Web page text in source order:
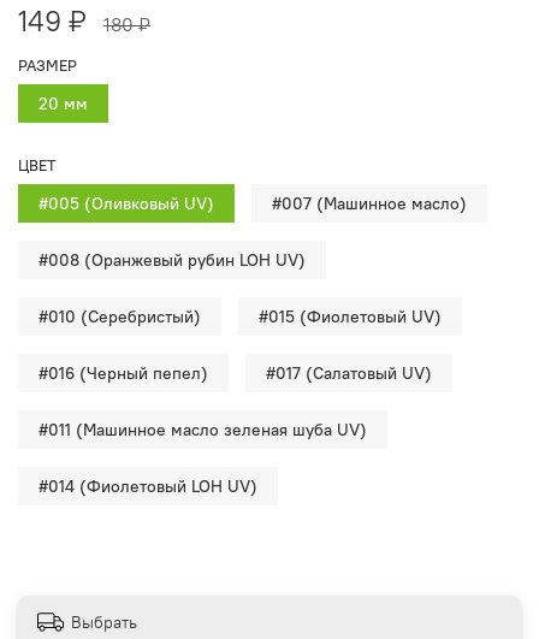
149 ₽ 180 ₽
РАЗМЕР
20 мм
ЦВЕТ
#005 (Оливковый UV) #007 (Машинное масло)
#008 (Оранжевый рубин LOH UV)
#010 (Cеребристый) #015 (Фиолетовый UV)
#016 (Черный пепел) #017 (Салатовый UV)
#011 (Машинное масло зеленая шуба UV)
#014 (Фиолетовый LOH UV)
Выбрать